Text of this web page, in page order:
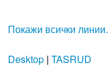
Покажи всички линии.
Desktop| TASRUD